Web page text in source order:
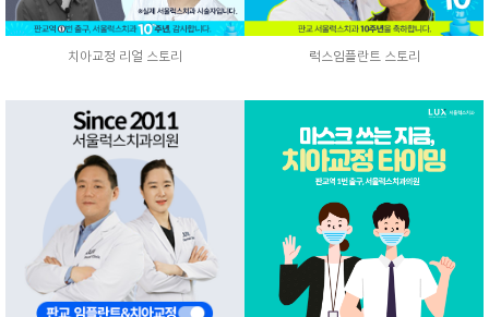
치아교정 리얼 스토리 럭스임플란트 스토리